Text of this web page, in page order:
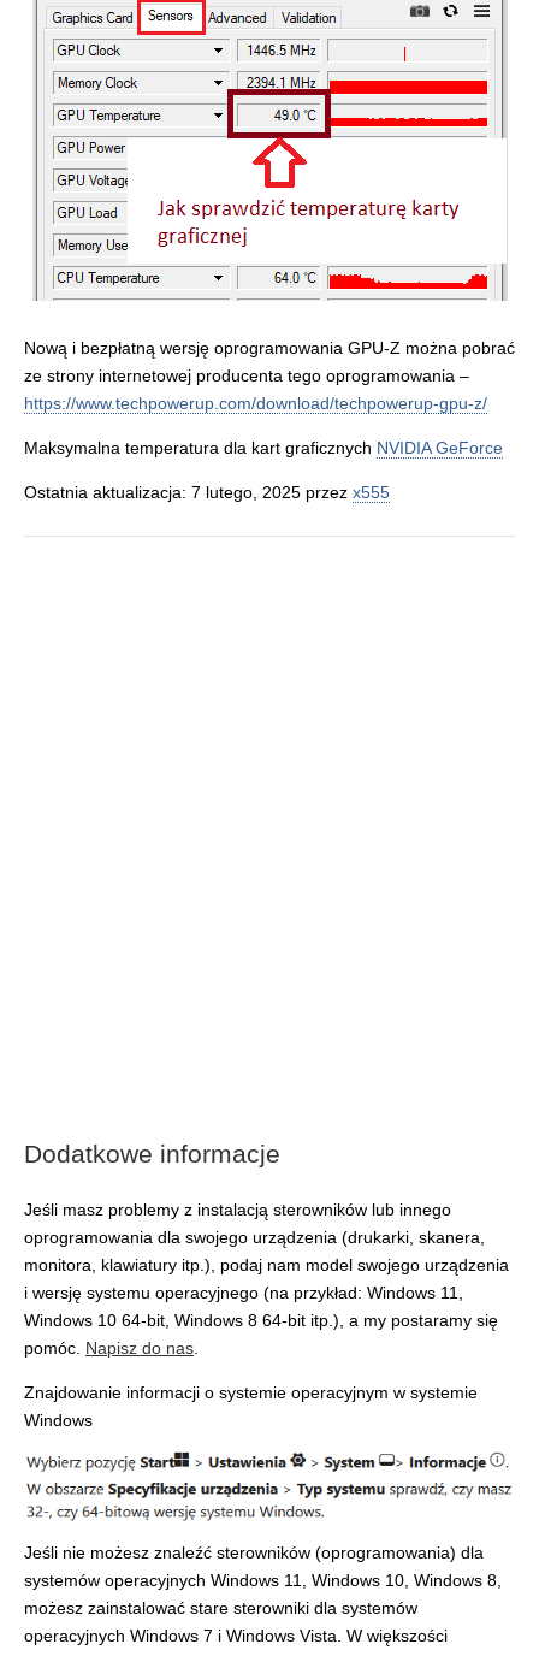
Nową i bezpłatną wersję oprogramowania GPU-Z można pobrać
ze strony internetowej producenta tego oprogramowania –
https://www.techpowerup.com/download/techpowerup-gpu-z/
Maksymalna temperatura dla kart graficznych NVIDIA GeForce
Ostatnia aktualizacja: 7 lutego, 2025 przez x555
Dodatkowe informacje
Jeśli masz problemy z instalacją sterowników lub innego
oprogramowania dla swojego urządzenia (drukarki, skanera,
monitora, klawiatury itp.), podaj nam model swojego urządzenia
i wersję systemu operacyjnego (na przykład: Windows 11,
Windows 10 64-bit, Windows 8 64-bit itp.), a my postaramy się
pomóc. Napisz do nas
Znajdowanie informacji o systemie operacyjnym w systemie
Windows
Jeśli nie możesz znaleźć sterowników (oprogramowania) dla
systemów operacyjnych Windows 11, Windows 10, Windows 8,
możesz zainstalować stare sterowniki dla systemów
operacyjnych Windows 7 i Windows Vista. W większości